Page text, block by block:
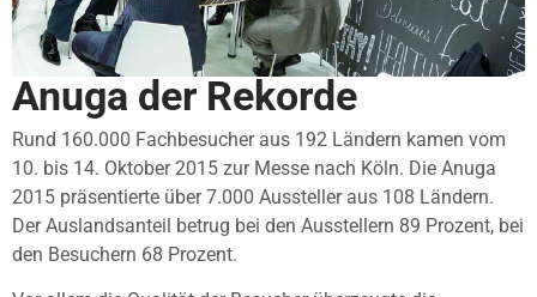
Anuga der Rekorde
Rund 160.000 Fachbesucher aus 192 Ländern kamen vom
10. bis 14. Oktober 2015 zur Messe nach Köln. Die Anuga
2015 präsentierte über 7.000 Aussteller aus 108 Ländern.
Der Auslandsanteil betrug bei den Ausstellern 89 Prozent, bei
den Besuchern 68 Prozent.